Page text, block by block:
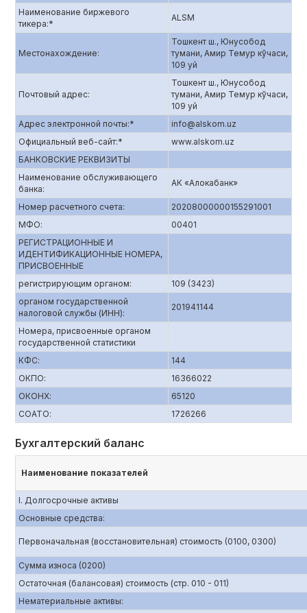
Наименование биржевого
тикера:*
ALSM
Местонахождение:
Тошкент ш., Юнусобод
тумани, Амир Темур кўчаси,
109 уй
Почтовый адрес:
Тошкент ш., Юнусобод
тумани, Амир Темур кўчаси,
109 уй
Адрес электронной почты:*
info@alskom.uz
Официальный веб-сайт:*
www.alskom.uz
БАНКОВСКИЕ РЕКВИЗИТЫ
Наименование обслуживающего
банка:
АК «Алокабанк»
Номер расчетного счета:
20208000000155291001
МФО:
00401
РЕГИСТРАЦИОННЫЕ И
ИДЕНТИФИКАЦИОННЫЕ НОМЕРА,
ПРИСВОЕННЫЕ
регистрирующим органом:
109 (3423)
органом государственной
налоговой службы (ИНН):
201941144
Номера, присвоенные органом
государственной статистики
КФС:
144
ОКПО:
16366022
ОКОНХ:
65120
СОАТО:
1726266
Бухгалтерский баланс
Наименование показателей
I. Долгосрочные активы
Основные средства:
Первоначальная (восстановительная) стоимость (0100, 0300)
Сумма износа (0200)
Остаточная (балансовая) стоимость (стр. 010 - 011)
Нематериальные активы: